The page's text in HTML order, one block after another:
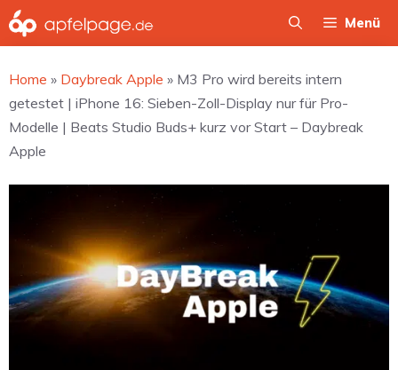
Zum
Inhalt
Menü
Home » Daybreak Apple » M3 Pro wird bereits intern
getestet | iPhone 16: Sieben-Zoll-Display nur für Pro-
Modelle | Beats Studio Buds+ kurz vor Start – Daybreak
Apple